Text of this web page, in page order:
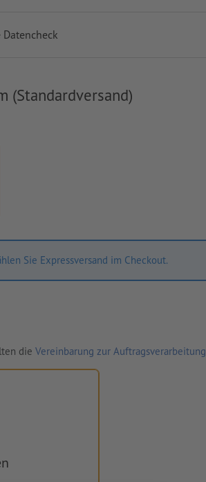
Datencheck
(Standardversand)
Sie Expressversand im Checkout.
die Vereinbarung zur Auftragsverarbeitung